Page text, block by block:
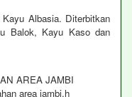
Albasia. Diterbitkan
Balok, Kayu Kaso dan
AREA JAMBI
area jambi.h